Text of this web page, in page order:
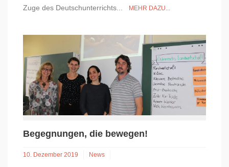
Zuge des Deutschunterrichts...
MEHR DAZU...
Begegnungen, die bewegen!
10. Dezember 2019 News